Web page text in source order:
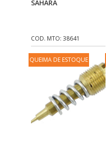
SAHARA
COD. MTO: 38641
QUEIMA DE ESTOQUE